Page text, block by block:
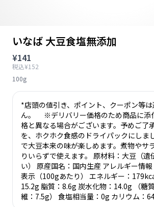
いなば 大豆食塩無添加
¥141
税込¥152
100g
*店頭の値引き、ポイント、クーポン等
ん。 ※デリバリー価格のため商品に添
格と異なる場合がございます。予めご了
を、ホクホク食感のドライパックにしま
で大豆本来の味が楽しめます。煮物やサ
りいらずで使えます。 原材料：大豆（遺
い） 原産国名：国内生産 アレルギー情
表示（100gあたり） エネルギー：
15.2g 脂質：8.6g 炭水化物：14.0g （糖
維：7.5g） 食塩相当量：0g カリウム：